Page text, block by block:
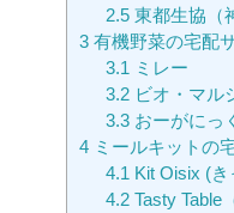
2.5 東都生協（
3有機野菜の宅配
3.1 ミレー
3.2 ビオ・マル
3.3 おーがにっ
4ミールキットの
4.1 Kit Oisix (
4.2 Tasty Table